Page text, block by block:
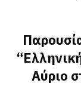
Αύριο